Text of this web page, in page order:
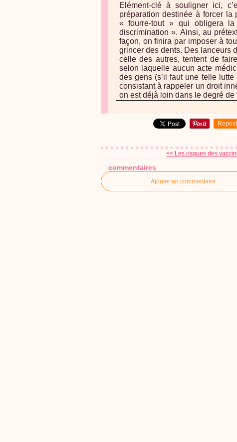
Elément-clé à souligner ici,
préparation destinée à forcer la
« fourre-tout » qui obligera
discrimination ». Ainsi, au
façon, on finira par imposer à
grincer des dents. Des lanceurs
celle des autres, tentent de
selon laquelle aucun acte
des gens (s’il faut une telle
consistant à rappeler un droit
on est déjà loin dans le degré de
Repost
<< Les risques des
commentaires
Ajouter un commentaire